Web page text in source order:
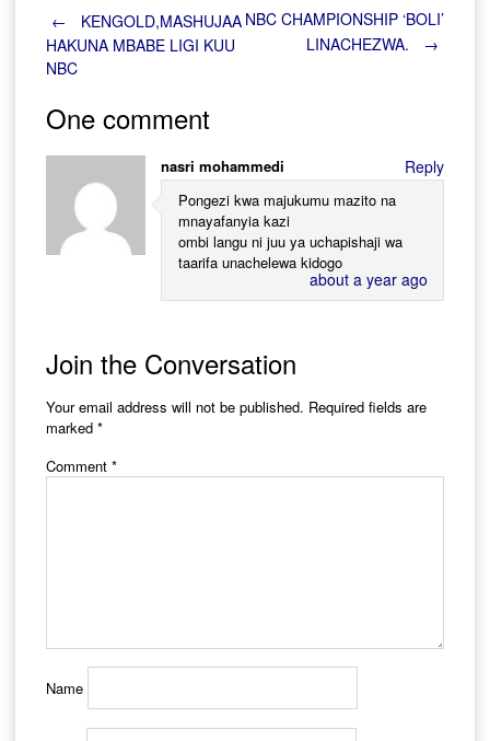
Post
navigation
←
KENGOLD,MASHUJAA
HAKUNA MBABE LIGI KUU
NBC
NBC CHAMPIONSHIP ‘BOLI’
LINACHEZWA.
→
One comment
nasri mohammedi
about a year ago
Pongezi kwa majukumu mazito na
mnayafanyia kazi
ombi langu ni juu ya uchapishaji wa
taarifa unachelewa kidogo
Reply
Join the Conversation
Your email address will not be published. Required fields are
marked *
Comment *
Name